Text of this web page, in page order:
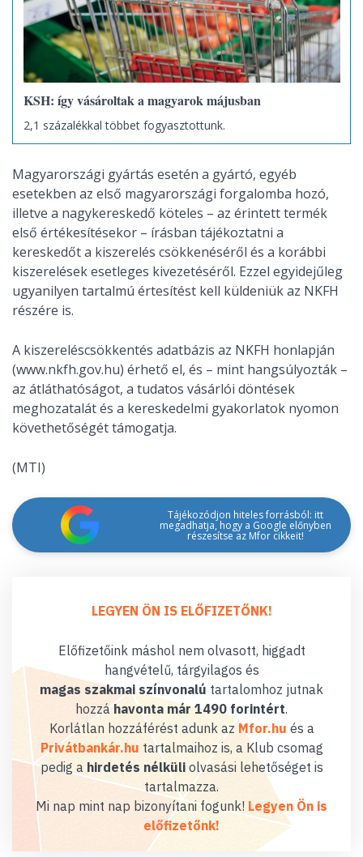
KSH: így vásároltak a magyarok májusban
2,1 százalékkal többet fogyasztottunk.
Magyarországi gyártás esetén a gyártó, egyéb
esetekben az első magyarországi forgalomba hozó,
illetve a nagykereskedő köteles – az érintett termék
első értékesítésekor – írásban tájékoztatni a
kereskedőt a kiszerelés csökkenéséről és a korábbi
kiszerelések esetleges kivezetéséről. Ezzel egyidejűleg
ugyanilyen tartalmú értesítést kell küldeniük az NKFH
részére is.
A kiszereléscsökkentés adatbázis az NKFH honlapján
(www.nkfh.gov.hu) érhető el, és – mint hangsúlyozták –
az átláthatóságot, a tudatos vásárlói döntések
meghozatalát és a kereskedelmi gyakorlatok nyomon
követhetőségét támogatja.
(MTI)
Tájékozódjon hiteles forrásból: itt
megadhatja, hogy a Google előnyben
részesítse az Mfor cikkeit!
LEGYEN ÖN IS ELŐFIZETŐNK!
Előfizetőink máshol nem olvasott, higgadt
hangvételű, tárgyilagos és
magas szakmai színvonalú tartalomhoz jutnak
hozzáhavonta már 1490 forintért.
Korlátlan hozzáférést adunk az Mfor.hu és a
Privátbankár.hu tartalmaihoz is, a Klub csomag
pedig a hirdetés nélküliolvasási lehetőséget is
tartalmazza.
Mi nap mint nap bizonyítani fogunk! Legyen Ön is
előfizetőnk!